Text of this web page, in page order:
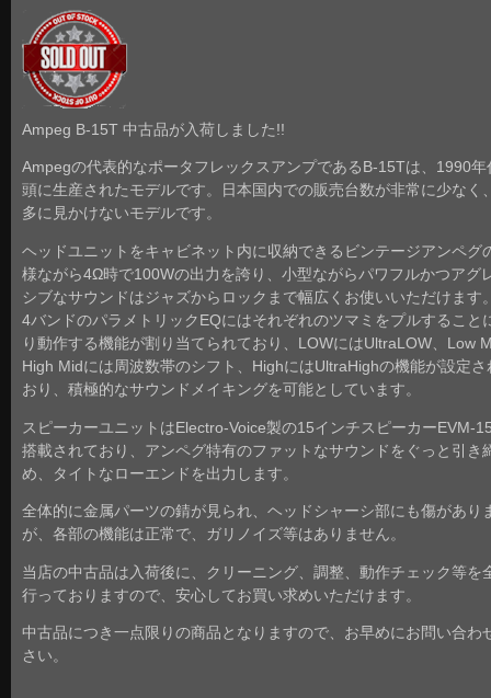
Ampeg B-15T 中古品が入荷しました!!
Ampegの代表的なポータフレックスアンプであるB-15Tは、1990年
頭に生産されたモデルです。日本国内での販売台数が非常に少なく
多に見かけないモデルです。
ヘッドユニットをキャビネット内に収納できるビンテージアンペグ
様ながら4Ω時で100Wの出力を誇り、小型ながらパワフルかつアグ
シブなサウンドはジャズからロックまで幅広くお使いいただけます
4バンドのパラメトリックEQにはそれぞれのツマミをプルすること
り動作する機能が割り当てられており、LOWにはUltraLOW、Low
High Midには周波数帯のシフト、HighにはUltraHighの機能が設定さ
おり、積極的なサウンドメイキングを可能としています。
スピーカーユニットはElectro-Voice製の15インチスピーカーEVM-
搭載されており、アンペグ特有のファットなサウンドをぐっと引き
め、タイトなローエンドを出力します。
全体的に金属パーツの錆が見られ、ヘッドシャーシ部にも傷があり
が、各部の機能は正常で、ガリノイズ等はありません。
当店の中古品は入荷後に、クリーニング、調整、動作チェック等を
行っておりますので、安心してお買い求めいただけます。
中古品につき一点限りの商品となりますので、お早めにお問い合わ
さい。